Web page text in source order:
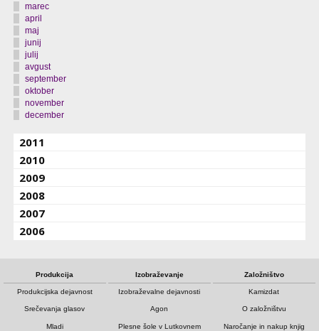
marec
april
maj
junij
julij
avgust
september
oktober
november
december
2011
2010
2009
2008
2007
2006
Produkcija
Produkcijska dejavnost
Srečevanja glasov
Mladi
Izobraževanje
Izobraževalne dejavnosti
Agon
Plesne šole v Lutkovnem
Založništvo
Kamizdat
O založništvu
Naročanje in nakup knjig